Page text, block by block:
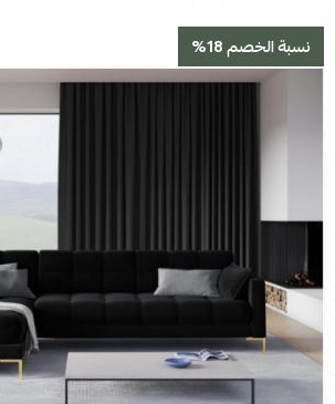
نسبة الخصم 18%